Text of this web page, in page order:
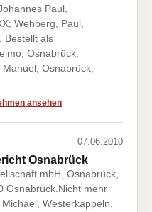
Paul,
Wehberg, Paul,
Bestellt als
Osnabrück,
Osnabrück,
ansehen
07.06.2010
Osnabrück
mbH, Osnabrück,
Osnabrück.Nicht mehr
Westerkappeln,